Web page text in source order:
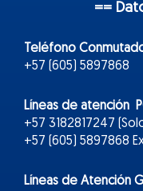
==
Teléfono
+57 (605) 5897868
Líneas de atención
+57 3182817247
+57 (605) 5897868
Líneas de Atención